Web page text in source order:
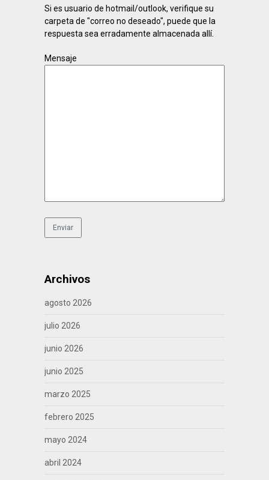
Si es usuario de hotmail/outlook, verifique su
carpeta de "correo no deseado", puede que la
respuesta sea erradamente almacenada allí.
Mensaje
Archivos
agosto 2026
julio 2026
junio 2026
junio 2025
marzo 2025
febrero 2025
mayo 2024
abril 2024